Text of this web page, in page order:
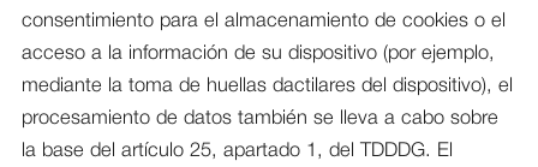
consentimiento para el almacenamiento de cookies o el
acceso a la información de su dispositivo (por ejemplo,
mediante la toma de huellas dactilares del dispositivo), el
procesamiento de datos también se lleva a cabo sobre
la base del artículo 25, apartado 1, del TDDDG. El